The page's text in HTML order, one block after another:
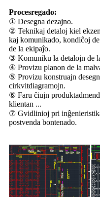
Procesregado:
① Desegna dezajno.
② Teknikaj detaloj kiel
kaj komunikado, kondiĉoj
de la ekipaĵo.
③ Komuniku la detalojn de
④ Provizu planon de la
⑤ Provizu konstruajn
cirkvitdiagramojn.
⑥ Faru ĉiujn
klientan ...
⑦ Gvidlinioj pri
postvenda bontenado.